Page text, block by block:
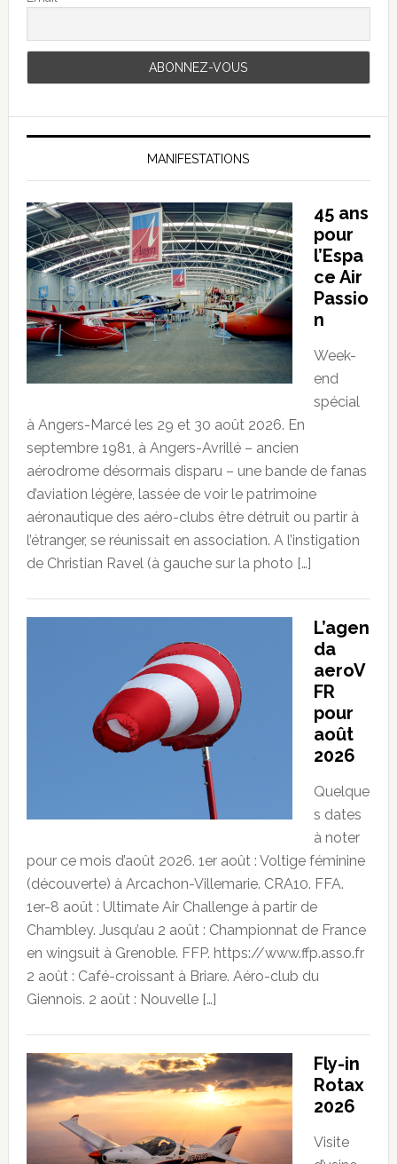
MANIFESTATIONS
45 ans
pour
l’Espa
ce Air
Passio
n
Week-
end
spécial
à Angers-Marcé les 29 et 30 août 2026. En
septembre 1981, à Angers-Avrillé – ancien
aérodrome désormais disparu – une bande de fanas
d’aviation légère, lassée de voir le patrimoine
aéronautique des aéro-clubs être détruit ou partir à
l’étranger, se réunissait en association. A l’instigation
de Christian Ravel (à gauche sur la photo […]
L’agen
da
aeroV
FR
pour
août
2026
Quelque
s dates
à noter
pour ce mois d’août 2026. 1er août : Voltige féminine
(découverte) à Arcachon-Villemarie. CRA10. FFA.
1er-8 août : Ultimate Air Challenge à partir de
Chambley. Jusqu’au 2 août : Championnat de France
en wingsuit à Grenoble. FFP. https://www.ffp.asso.fr
2 août : Café-croissant à Briare. Aéro-club du
Giennois. 2 août : Nouvelle […]
Fly-in
Rotax
2026
Visite